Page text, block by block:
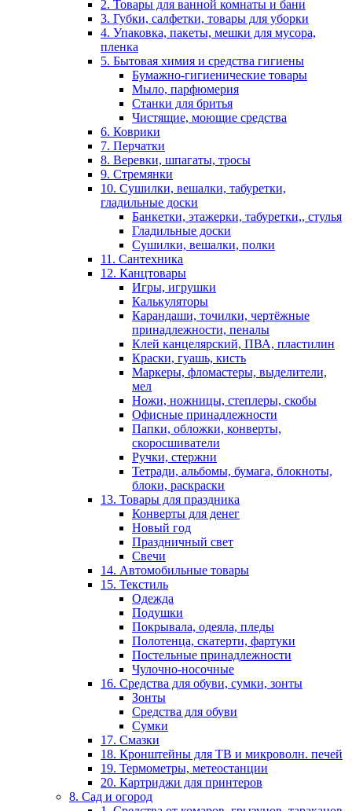
2. Товары для ванной комнаты и бани
3. Губки, салфетки, товары для уборки
4. Упаковка, пакеты, мешки для мусора,
пленка
5. Бытовая химия и средства гигиены
Бумажно-гигиенические товары
Мыло, парфюмерия
Станки для бритья
Чистящие, моющие средства
6. Коврики
7. Перчатки
8. Веревки, шпагаты, тросы
9. Стремянки
10. Сушилки, вешалки, табуретки,
гладильные доски
Банкетки, этажерки, табуретки,, стулья
Гладильные доски
Сушилки, вешалки, полки
11. Сантехника
12. Канцтовары
Игры, игрушки
Калькуляторы
Карандаши, точилки, чертёжные
принадлежности, пеналы
Клей канцелярский, ПВА, пластилин
Краски, гуашь, кисть
Маркеры, фломастеры, выделители,
мел
Ножи, ножницы, степлеры, скобы
Офисные принадлежности
Папки, обложки, конверты,
скоросшиватели
Ручки, стержни
Тетради, альбомы, бумага, блокноты,
блоки, раскраски
13. Товары для праздника
Конверты для денег
Новый год
Праздничный свет
Свечи
14. Автомобильные товары
15. Текстиль
Одежда
Подушки
Покрывала, одеяла, пледы
Полотенца, скатерти, фартуки
Постельные принадлежности
Чулочно-носочные
16. Средства для обуви, сумки, зонты
Зонты
Средства для обуви
Сумки
17. Смазки
18. Кронштейны для ТВ и микроволн. печей
19. Термометры, метеостанции
20. Картриджи для принтеров
8. Сад и огород